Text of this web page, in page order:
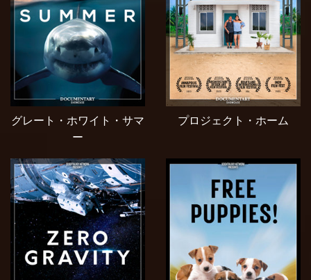
グレート・ホワイト・サマ
ー
プロジェクト・ホーム